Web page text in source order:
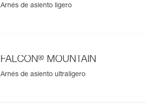
Arnés de asiento ligero
FALCON® MOUNTAIN
Arnés de asiento ultraligero